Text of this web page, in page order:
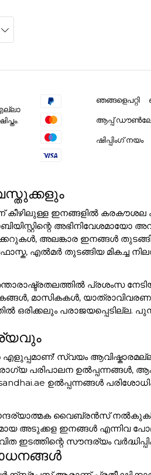
ഞങ്ങളെപറ്റി
ആപ്പ്
ഷിപ്പിംഗ് നയം
കീഴിലുള്ള ഇനങ്ങളിൽ
അഭിനിവേശമായോ
അലങ്കാര ഇനങ്ങൾ
എൽമർ തുടങ്ങിയ മികച്ച
പ്രശംസ
മാസികകൾ,
പരാജയപ്പെടില്ല.
സ്വയം
പരിപാലന ഉൽപ്പന്നങ്ങൾ,
ഉൽപ്പന്നങ്ങൾ
വൈബ്രൻസ് നൽകുക!
അടുക്കള ഇനങ്ങൾ എന്നിവ
ഇടത്തിന്റെ സൗന്ദര്യം